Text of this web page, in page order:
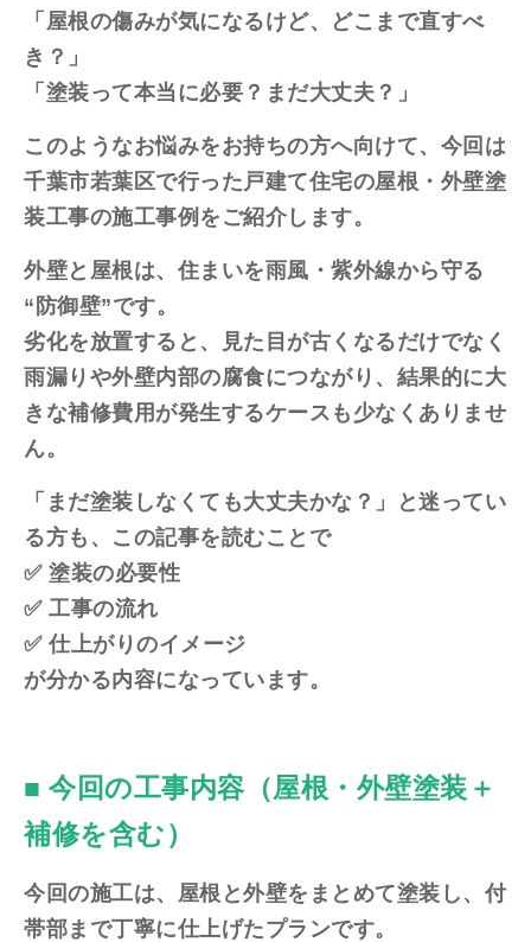
「屋根の傷みが気になるけど、どこまで直すべ
き？」
「塗装って本当に必要？まだ大丈夫？」
このようなお悩みをお持ちの方へ向けて、今回は
千葉市若葉区で行った戸建て住宅の屋根・外壁塗
装工事の施工事例をご紹介します。
外壁と屋根は、住まいを雨風・紫外線から守る
“防御壁”です。
劣化を放置すると、見た目が古くなるだけでなく
雨漏りや外壁内部の腐食につながり、結果的に大
きな補修費用が発生するケースも少なくありませ
ん。
「まだ塗装しなくても大丈夫かな？」と迷ってい
る方も、この記事を読むことで
✅ 塗装の必要性
✅ 工事の流れ
✅ 仕上がりのイメージ
が分かる内容になっています。
■ 今回の工事内容（屋根・外壁塗装＋
補修を含む）
今回の施工は、屋根と外壁をまとめて塗装し、付
帯部まで丁寧に仕上げたプランです。